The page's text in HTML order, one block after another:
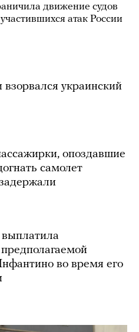
движение судов
атак России
украинский
опоздавшие
самолет
во время его